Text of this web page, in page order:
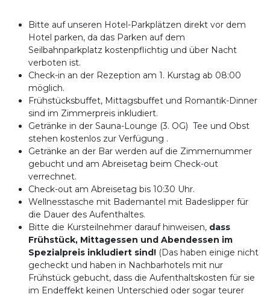
Bitte auf unseren Hotel-Parkplätzen direkt vor dem
Hotel parken, da das Parken auf dem
Seilbahnparkplatz kostenpflichtig und über Nacht
verboten ist.
Check-in an der Rezeption am 1. Kurstag ab 08:00
möglich.
Frühstücksbuffet, Mittagsbuffet und Romantik-Dinner
sind im Zimmerpreis inkludiert.
Getränke in der Sauna-Lounge (3. OG) Tee und Obst
stehen kostenlos zur Verfügung .
Getränke an der Bar werden auf die Zimmernummer
gebucht und am Abreisetag beim Check-out
verrechnet.
Check-out am Abreisetag bis 10:30 Uhr.
Wellnesstasche mit Bademantel mit Badeslipper für
die Dauer des Aufenthaltes.
Bitte die Kursteilnehmer darauf hinweisen, dass
Frühstück, Mittagessen und Abendessen im
Spezialpreis inkludiert sind! (Das haben einige nicht
gecheckt und haben in Nachbarhotels mit nur
Frühstück gebucht, dass die Aufenthaltskosten für sie
im Endeffekt keinen Unterschied oder sogar teurer